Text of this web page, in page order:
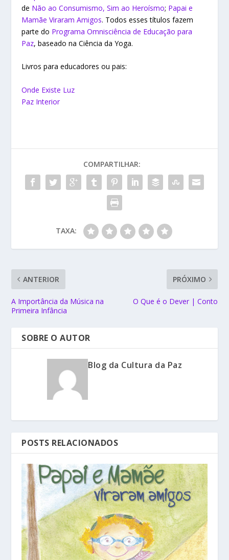
de Não ao Consumismo, Sim ao Heroísmo; Papai e
Mamãe Viraram Amigos. Todos esses títulos fazem
parte do Programa Omnisciência de Educação para
Paz, baseado na Ciência da Yoga.
Livros para educadores ou pais:
Onde Existe Luz
Paz Interior
COMPARTILHAR:
TAXA:
ANTERIOR
A Importância da Música na
Primeira Infância
PRÓXIMO
O Que é o Dever | Conto
SOBRE O AUTOR
Blog da Cultura da Paz
POSTS RELACIONADOS